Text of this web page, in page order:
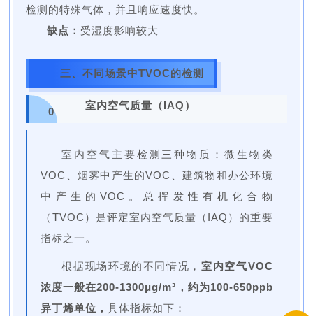
检测的特殊气体，并且响应速度快。
缺点： 受湿度影响较大
三、不同场景中TVOC的检测
0
室内空气质量（IAQ）
室内空气主要检测三种物质：微生物类
VOC、烟雾中产生的VOC、建筑物和办公环境
中产生的VOC。总挥发性有机化合物
（TVOC）是评定室内空气质量（IAQ）的重要
指标之一。
根据现场环境的不同情况，室内空气VOC
浓度一般在200-1300μg/m³，约为100-650ppb
异丁烯单位，具体指标如下：